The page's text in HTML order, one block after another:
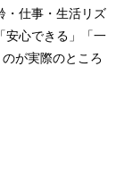
・仕事・生活リズ
安心できる」「一
が実際のところ